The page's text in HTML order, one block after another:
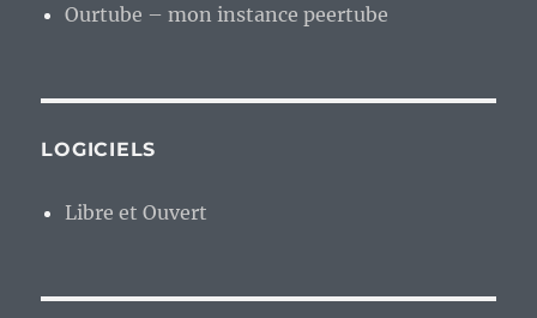
Ourtube – mon instance peertube
LOGICIELS
Libre et Ouvert